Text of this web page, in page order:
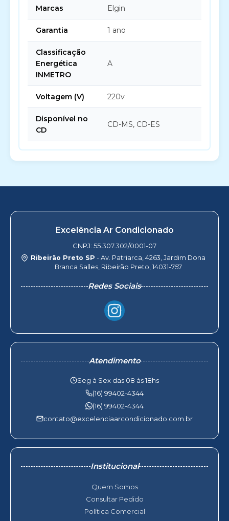
Marcas Elgin
Garantia 1 ano
Classificação
Energética
INMETRO
A
Voltagem (V) 220v
Disponível no
CD
CD-MS, CD-ES
Excelência Ar Condicionado
CNPJ: 55.307.302/0001-07
Ribeirão Preto SP - Av. Patriarca, 4263, Jardim Dona
Branca Salles, Ribeirão Preto, 14031-757
Redes Sociais
Atendimento
Seg à Sex das 08 às 18hs
(16) 99402-4344
(16) 99402-4344
contato@excelenciaarcondicionado.com.br
Institucional
Quem Somos
Consultar Pedido
Política Comercial